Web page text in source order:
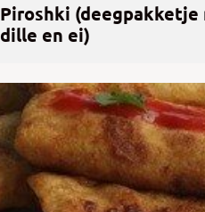
Piroshki
dille en ei)